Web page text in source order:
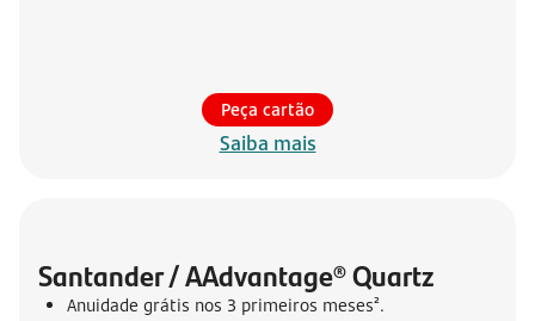
Peça cartão
Saiba mais
Santander / AAdvantage® Quartz
Anuidade grátis nos 3 primeiros meses².